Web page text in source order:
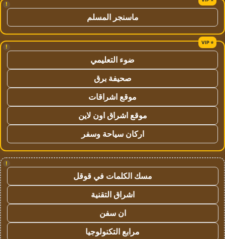
!
ماسنجر المسلم
!
ضوء التعليمي
صحيفة برق
موقع اشراقات
موقع اشراق اون لاين
اركان سياحة وسفر
!
مسك الكلمات في قوقل
اشراق التقنية
ان سفن
مرابع التكنولوجيا